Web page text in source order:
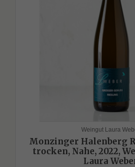
Weingut Laura
Monzinger Halenberg
trocken, Nahe, 2022,
Laura